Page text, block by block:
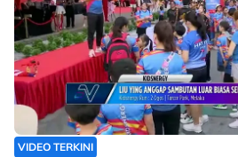
VIDEO TERKINI